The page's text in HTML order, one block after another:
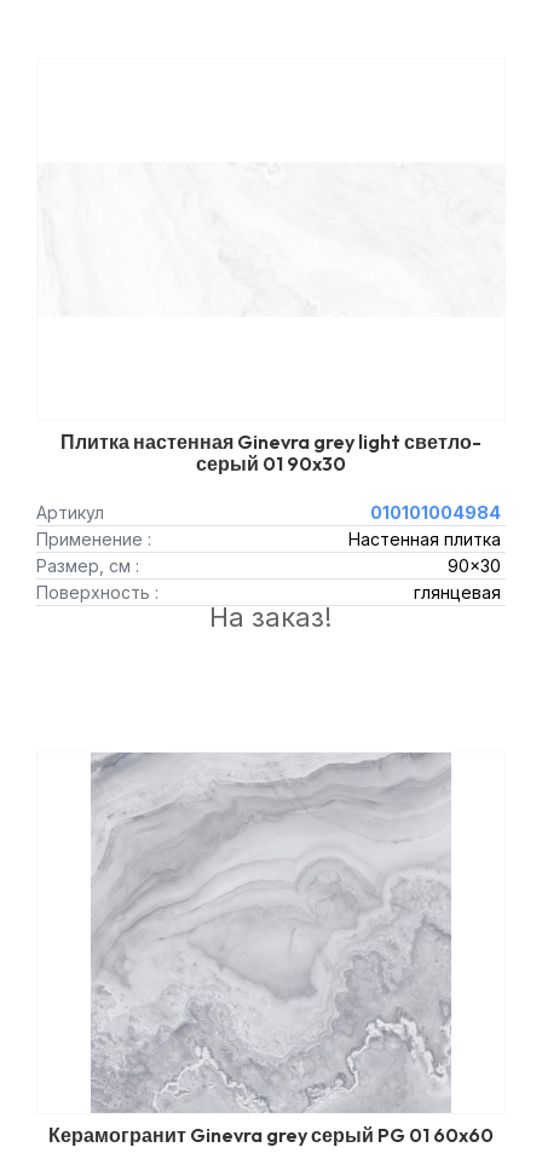
Плитка настенная Ginevra grey light светло-
серый 01 90x30
Артикул
010101004984
Применение :
Настенная плитка
Размер, см :
90x30
Поверхность :
глянцевая
На заказ!
Керамогранит Ginevra grey серый PG 01 60x60